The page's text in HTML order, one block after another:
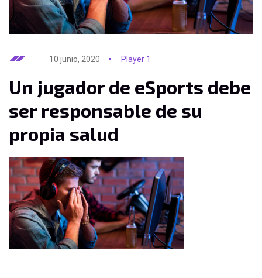
10 junio, 2020 Player 1
Un jugador de eSports debe
ser responsable de su
propia salud